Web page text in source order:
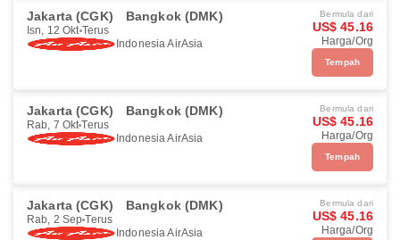
Jakarta (CGK) Bangkok (DMK)
Isn, 12 Okt Terus
Indonesia AirAsia
Bermula dari
US$ 45.16
Harga/Org
Tempah
Jakarta (CGK) Bangkok (DMK)
Rab, 7 Okt Terus
Indonesia AirAsia
Bermula dari
US$ 45.16
Harga/Org
Tempah
Jakarta (CGK) Bangkok (DMK)
Rab, 2 Sep Terus
Indonesia AirAsia
Bermula dari
US$ 45.16
Harga/Org